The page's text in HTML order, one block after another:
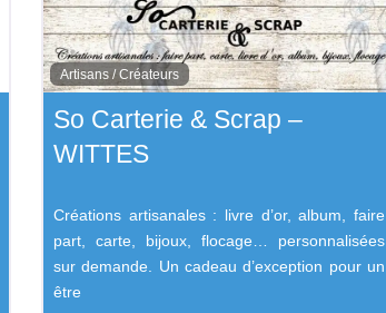
Artisans / Créateurs
So Carterie & Scrap –
WITTES
Créations artisanales : livre d’or, album, faire
part, carte, bijoux, flocage… personnalisées
sur demande. Un cadeau d’exception pour un
être